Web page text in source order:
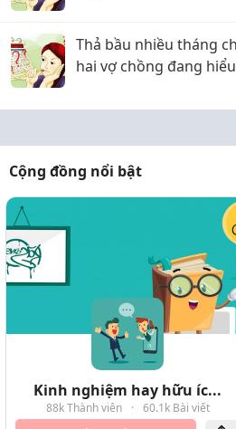
Thả bầu nhiều tháng
hai vợ chồng đang
Cộng đồng nổi bật
Kinh nghiệm hay hữu íc...
88k Thành viên · 60.1k Bài viết